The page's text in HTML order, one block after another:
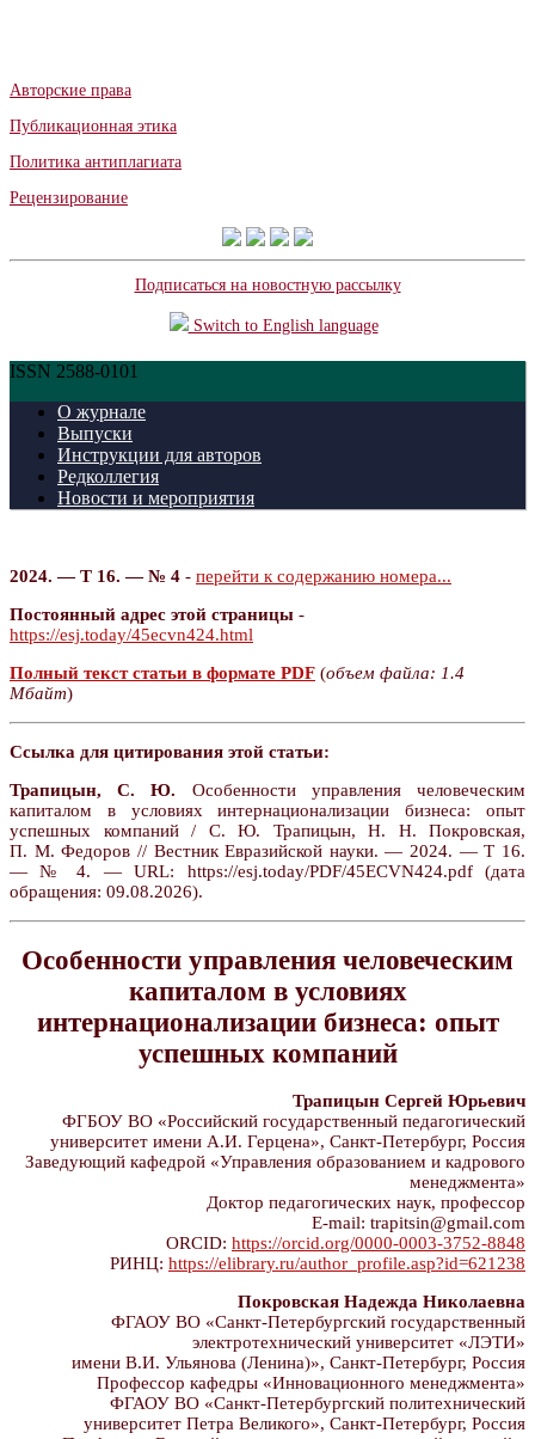
Авторские права
Публикационная этика
Политика антиплагиата
Рецензирование
Подписаться на новостную рассылку
Switch to English language
ISSN 2588-0101
О журнале
Выпуски
Инструкции для авторов
Редколлегия
Новости и мероприятия
2024. — Т 16. — № 4 - перейти к содержанию номера...
Постоянный адрес этой страницы -
https://esj.today/45ecvn424.html
Полный текст статьи в формате PDF (объем файла: 1.4
Мбайт)
Ссылка для цитирования этой статьи:
Трапицын, С. Ю. Особенности управления человеческим
капиталом в условиях интернационализации бизнеса: опыт
успешных компаний / С. Ю. Трапицын, Н. Н. Покровская,
П. М. Федоров // Вестник Евразийской науки. — 2024. — Т 16.
— № 4. — URL: https://esj.today/PDF/45ECVN424.pdf (дата
обращения: 09.08.2026).
Особенности управления человеческим
капиталом в условиях
интернационализации бизнеса: опыт
успешных компаний
Трапицын Сергей Юрьевич
ФГБОУ ВО «Российский государственный педагогический
университет имени А.И. Герцена», Санкт-Петербург, Россия
Заведующий кафедрой «Управления образованием и кадрового
менеджмента»
Доктор педагогических наук, профессор
E-mail: trapitsin@gmail.com
ORCID: https://orcid.org/0000-0003-3752-8848
РИНЦ: https://elibrary.ru/author_profile.asp?id=621238
Покровская Надежда Николаевна
ФГАОУ ВО «Санкт-Петербургский государственный
электротехнический университет «ЛЭТИ»
имени В.И. Ульянова (Ленина)», Санкт-Петербург, Россия
Профессор кафедры «Инновационного менеджмента»
ФГАОУ ВО «Санкт-Петербургский политехнический
университет Петра Великого», Санкт-Петербург, Россия